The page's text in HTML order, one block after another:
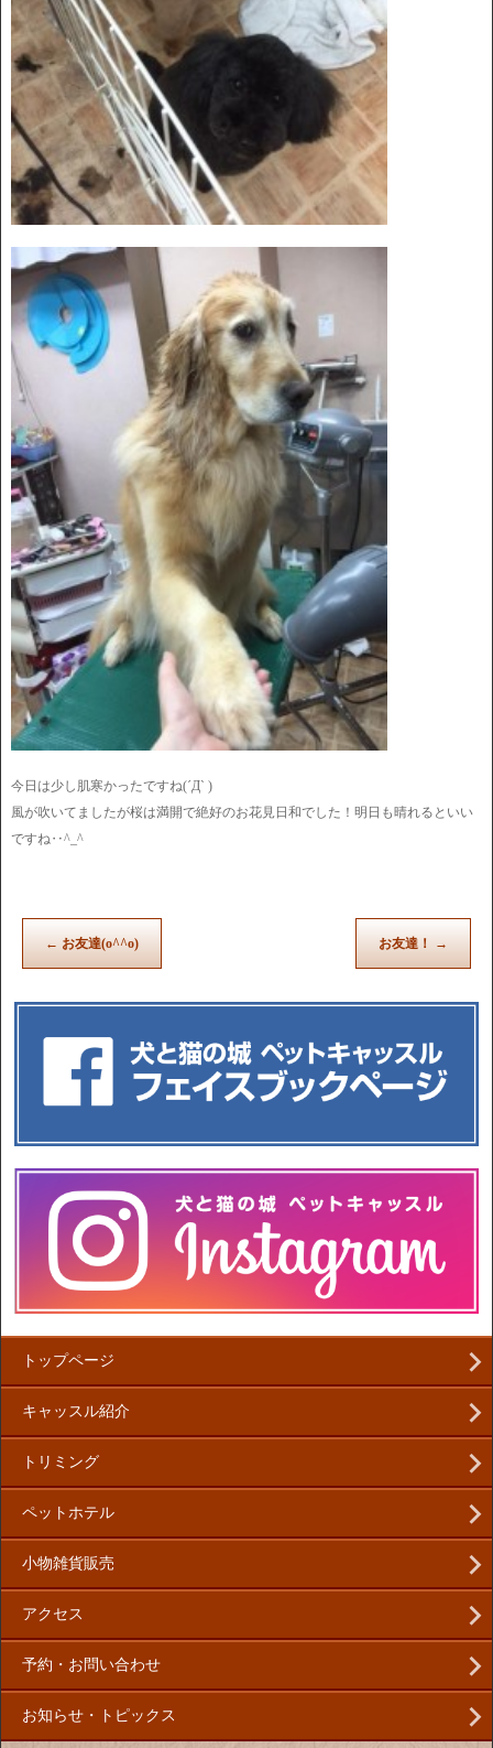
今日は少し肌寒かったですね(´Д` )
風が吹いてましたが桜は満開で絶好のお花見日和でした！明日も晴れるといい
ですね‥^_^
← お友達(o^^o) お友達！ →
トップページ
キャッスル紹介
トリミング
ペットホテル
小物雑貨販売
アクセス
予約・お問い合わせ
お知らせ・トピックス